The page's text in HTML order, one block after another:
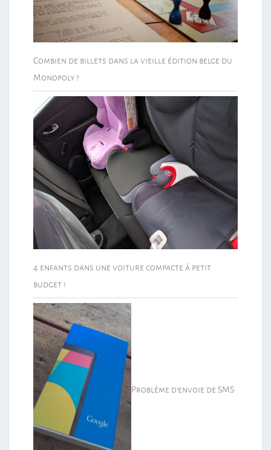
Combien de billets dans la vieille édition belge du
Monopoly ?
4 enfants dans une voiture compacte à petit
budget !
Problème d’envoie de SMS